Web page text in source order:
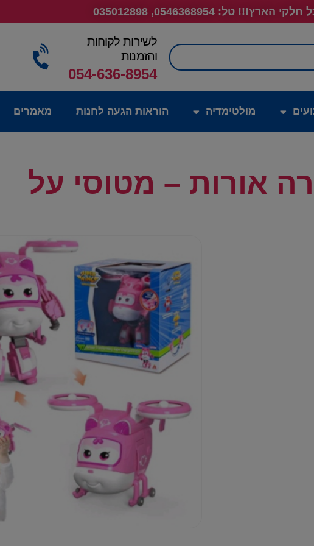
טל: 0546368954, 035012898
חיפוש
לשירות לקוחות
והזמנות
054-636-8954
מולטימדיה הוראות הגעה לחנות מאמרים
אורות – מטוסי על